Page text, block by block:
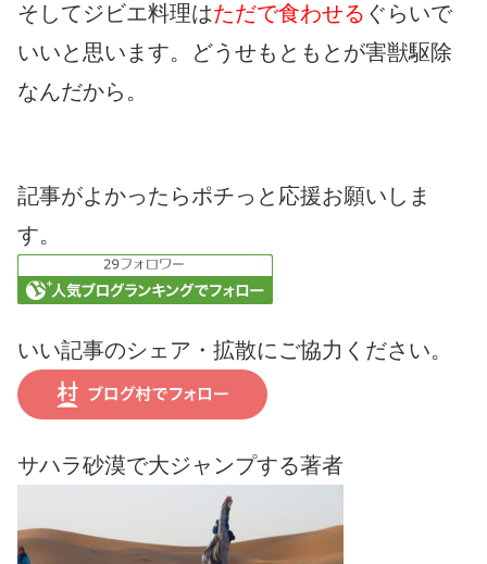
そしてジビエ料理はただで食わせる ぐらいで
いいと思います。どうせもともとが害獣駆除
なんだから。
記事がよかったらポチっと応援お願いしま
す。
いい記事のシェア・拡散にご協力ください。
サハラ砂漠で大ジャンプする著者